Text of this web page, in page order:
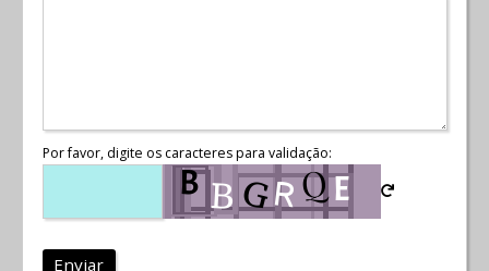
Por favor, digite os caracteres para validação:
Enviar